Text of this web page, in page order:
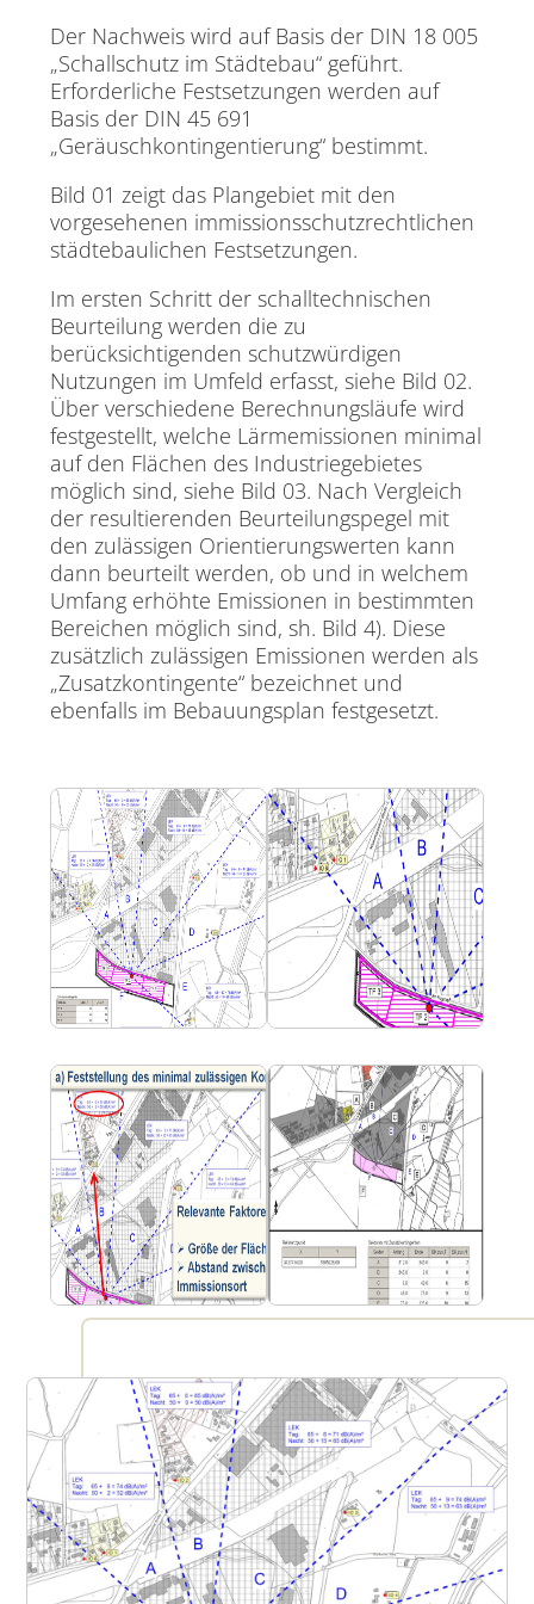
Der Nachweis wird auf Basis der DIN 18 005
„Schallschutz im Städtebau“ geführt.
Erforderliche Festsetzungen werden auf
Basis der DIN 45 691
„Geräuschkontingentierung“ bestimmt.
Bild 01 zeigt das Plangebiet mit den
vorgesehenen immissionsschutzrechtlichen
städtebaulichen Festsetzungen.
Im ersten Schritt der schalltechnischen
Beurteilung werden die zu
berücksichtigenden schutzwürdigen
Nutzungen im Umfeld erfasst, siehe Bild 02.
Über verschiedene Berechnungsläufe wird
festgestellt, welche Lärmemissionen minimal
auf den Flächen des Industriegebietes
möglich sind, siehe Bild 03. Nach Vergleich
der resultierenden Beurteilungspegel mit
den zulässigen Orientierungswerten kann
dann beurteilt werden, ob und in welchem
Umfang erhöhte Emissionen in bestimmten
Bereichen möglich sind, sh. Bild 4). Diese
zusätzlich zulässigen Emissionen werden als
„Zusatzkontingente“ bezeichnet und
ebenfalls im Bebauungsplan festgesetzt.